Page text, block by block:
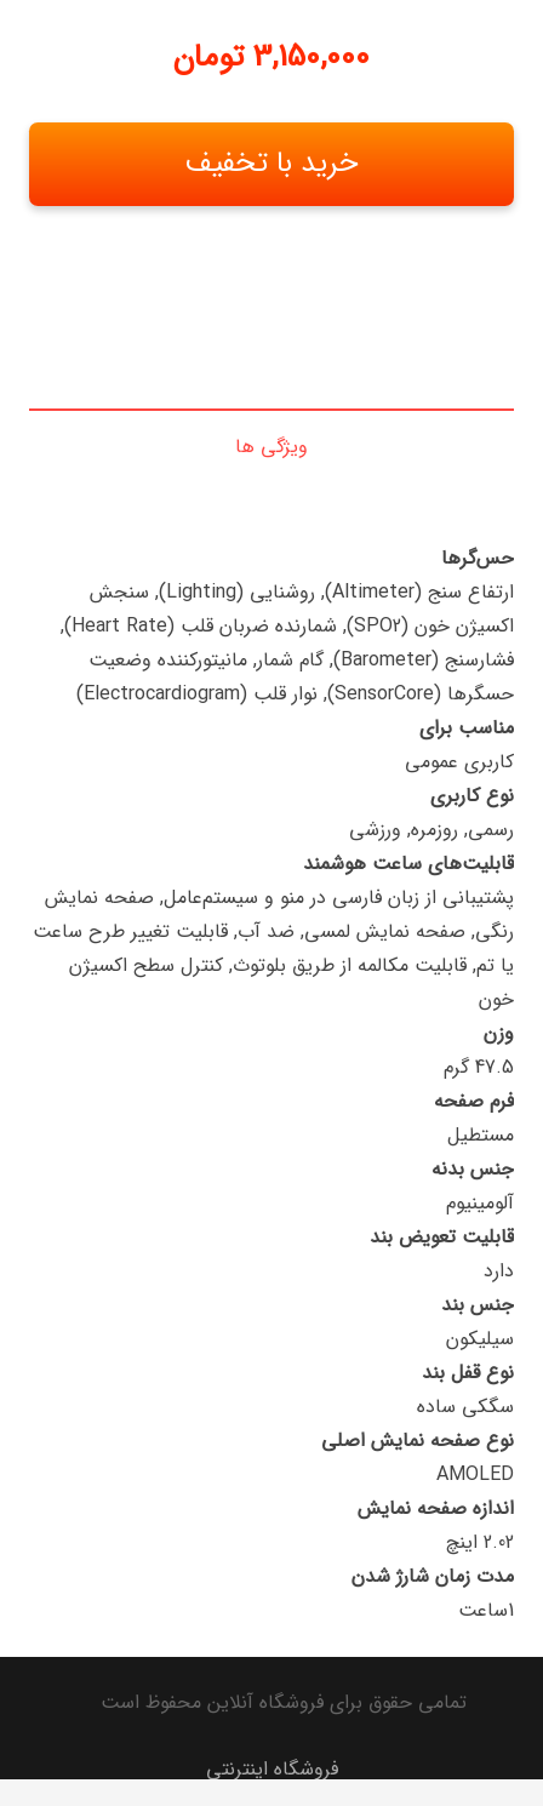
3,150,000 تومان
خرید با تخفیف
ویژگی ها
حس‌گرها
ارتفاع سنج (Altimeter), روشنایی (Lighting), سنجش
اکسیژن خون (SPO2), شمارنده ضربان قلب (Heart Rate),
فشارسنج (Barometer), گام شمار, مانیتورکننده وضعیت
حسگرها (SensorCore), نوار قلب (Electrocardiogram)
مناسب برای
کاربری عمومی
نوع کاربری
رسمی, روزمره, ورزشی
قابلیت‌های ساعت هوشمند
پشتیبانی از زبان فارسی در منو و سیستم‌عامل, صفحه نمایش
رنگی, صفحه نمایش لمسی, ضد آب, قابلیت تغییر طرح ساعت
یا تم, قابلیت مکالمه از طریق بلوتوث, کنترل سطح اکسیژن
خون
وزن
47.5 گرم
فرم صفحه
مستطیل
جنس بدنه
آلومینیوم
قابلیت تعویض بند
دارد
جنس بند
سیلیکون
نوع قفل بند
سگکی ساده
نوع صفحه نمایش اصلی
AMOLED
اندازه صفحه نمایش
2.02 اینچ
مدت زمان شارژ شدن
1ساعت
تمامی حقوق برای فروشگاه آنلاین محفوظ است
فروشگاه اینترنتی